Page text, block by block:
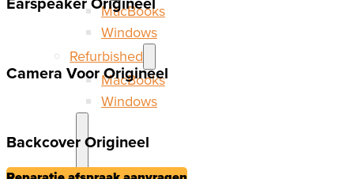
MacBooks
Windows
Refurbished
MacBooks
Windows
Camera Voor Origineel
Backcover Origineel